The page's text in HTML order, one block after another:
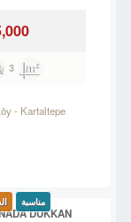
TL
3
- Kartaltepe
DÜKKAN
مناسبة